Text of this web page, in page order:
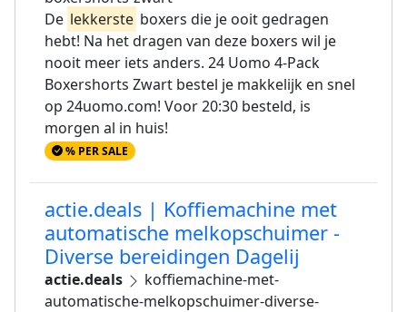
De lekkerste boxers die je ooit gedragen
hebt! Na het dragen van deze boxers wil je
nooit meer iets anders. 24 Uomo 4-Pack
Boxershorts Zwart bestel je makkelijk en snel
op 24uomo.com! Voor 20:30 besteld, is
morgen al in huis!
% PER SALE
actie.deals | Koffiemachine met
automatische melkopschuimer -
Diverse bereidingen Dagelij
actie.deals
koffiemachine-met-
automatische-melkopschuimer-diverse-